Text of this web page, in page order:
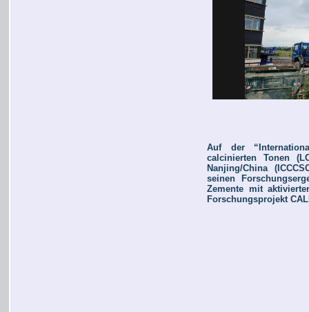
Auf der
calcinierten Tonen
Nanjing/China
seinen
Zemente mit
Forschungsprojekt